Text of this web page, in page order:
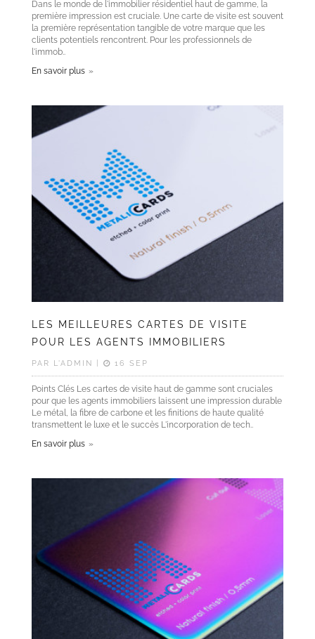
Dans le monde de l'immobilier résidentiel haut de gamme, la
première impression est cruciale. Une carte de visite est souvent
la première représentation tangible de votre marque que les
clients potentiels rencontrent. Pour les professionnels de
l'immob..
En savoir plus
LES MEILLEURES CARTES DE VISITE
POUR LES AGENTS IMMOBILIERS
PAR L'ADMIN | 16 SEP
Points Clés Les cartes de visite haut de gamme sont cruciales
pour que les agents immobiliers laissent une impression durable
Le métal, la fibre de carbone et les finitions de haute qualité
transmettent le luxe et le succès L'incorporation de tech..
En savoir plus